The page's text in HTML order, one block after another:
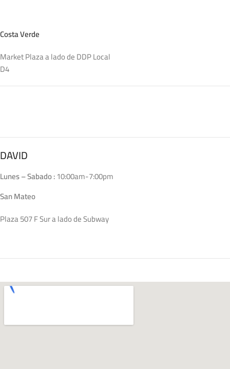
Costa Verde
Market Plaza a lado de DDP Local
D4
DAVID
Lunes – Sabado :10:00am-7:00pm
San Mateo
Plaza 507 F Sur a lado de Subway